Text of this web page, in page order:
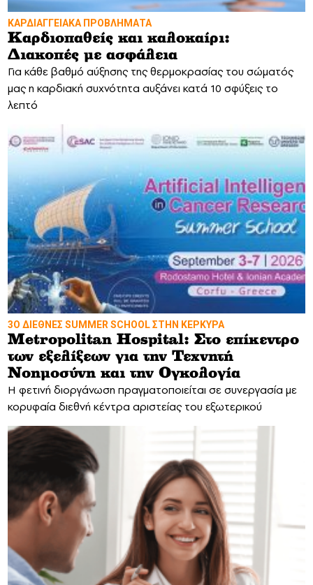
ΚΑΡΔΙΑΓΓΕΙΑΚΑ ΠΡΟΒΛΗΜΑΤΑ
Καρδιοπαθείς και καλοκαίρι:
Διακοπές με ασφάλεια
Για κάθε βαθμό αύξησης της θερμοκρασίας του σώματός
μας η καρδιακή συχνότητα αυξάνει κατά 10 σφύξεις το
λεπτό
3Ο ΔΙΕΘΝΕΣ SUMMER SCHOOL ΣΤΗΝ ΚΕΡΚΥΡΑ
Metropolitan Hospital: Στο επίκεντρο
των εξελίξεων για την Τεχνητή
Νοημοσύνη και την Ογκολογία
Η φετινή διοργάνωση πραγματοποιείται σε συνεργασία με
κορυφαία διεθνή κέντρα αριστείας του εξωτερικού